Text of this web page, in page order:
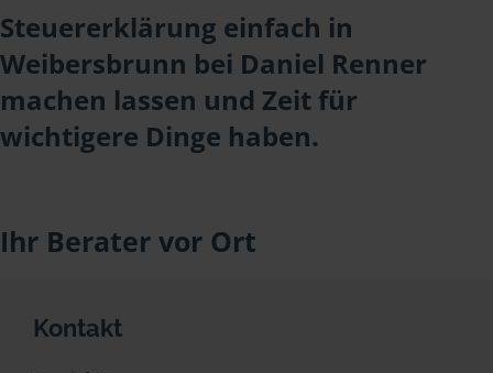
Steuererklärung einfach in
Weibersbrunn bei Daniel Renner
machen lassen und Zeit für
wichtigere Dinge haben.
Ihr Berater vor Ort
Kontakt